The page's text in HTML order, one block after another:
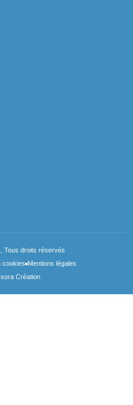
Tous droits réservés
cookies Mentions légales
Création